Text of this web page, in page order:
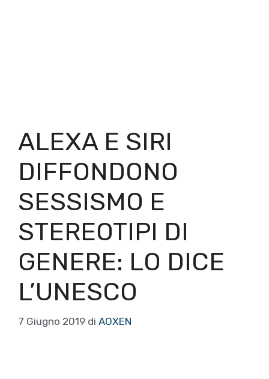
ALEXA E SIRI
DIFFONDONO
SESSISMO E
STEREOTIPI DI
GENERE: LO DICE
L’UNESCO
7 Giugno 2019 di AOXEN